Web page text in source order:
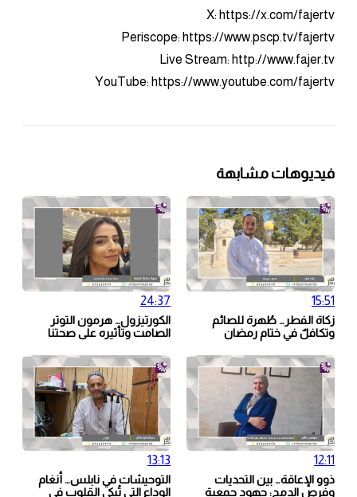
X: https://x.com/fajertv
Periscope: https://www.pscp.tv/fajertv
Live Stream: http://www.fajer.tv
YouTube: https://www.youtube.com/fajertv
فيديوهات مشابهة
15:51
زكاة الفطر… طُهرة للصائم
وتكافلٌ في ختام رمضان
24:37
الكورتيزول… هرمون التوتر
الصامت وتأثيره على صحتنا
12:11
ذوو الإعاقة… بين التحديات
وفرص الدمج: جهود جمعية
13:13
التوحيشات في نابلس… أنغام
الوداع التي تُبكي القلوب في